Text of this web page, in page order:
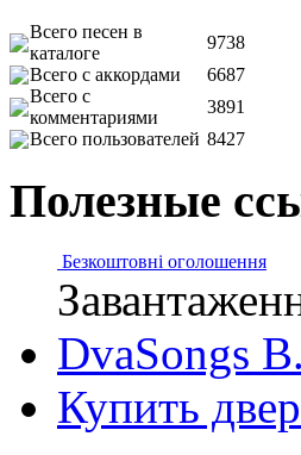
Всего песен в
каталоге
9738
Всего с аккордами
6687
Всего с
комментариями
3891
Всего пользователей 8427
Полезные
Безкоштовні оголошення
DvaSongs
Купить